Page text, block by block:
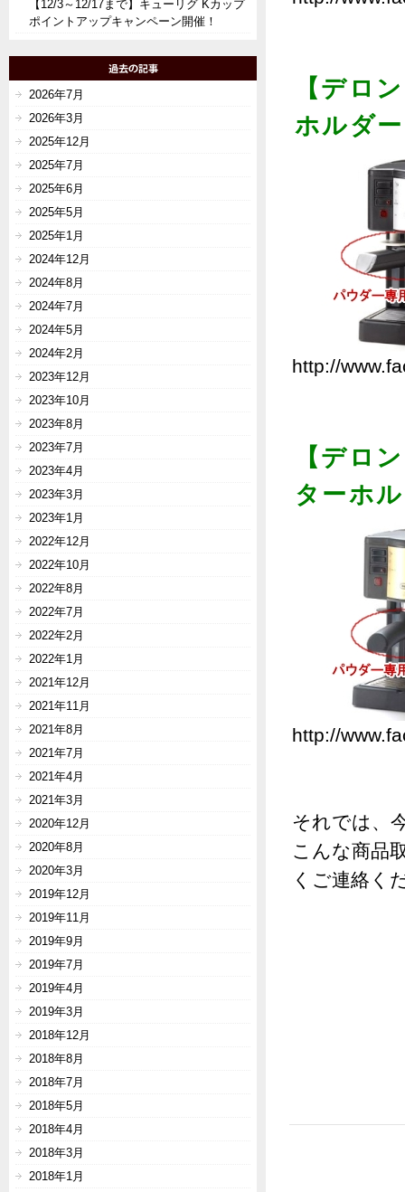
【デロ
ホルダ
http://
【デロ
ターホ
http://
それでは、
こんな商品
くご連絡く
【12/3～12/17まで】キューリグ Kカップ
ポイントアップキャンペーン開催！
2026年7月
2026年3月
2025年12月
2025年7月
2025年6月
2025年5月
2025年1月
2024年12月
2024年8月
2024年7月
2024年5月
2024年2月
2023年12月
2023年10月
2023年8月
2023年7月
2023年4月
2023年3月
2023年1月
2022年12月
2022年10月
2022年8月
2022年7月
2022年2月
2022年1月
2021年12月
2021年11月
2021年8月
2021年7月
2021年4月
2021年3月
2020年12月
2020年8月
2020年3月
2019年12月
2019年11月
2019年9月
2019年7月
2019年4月
2019年3月
2018年12月
2018年8月
2018年7月
2018年5月
2018年4月
2018年3月
2018年1月